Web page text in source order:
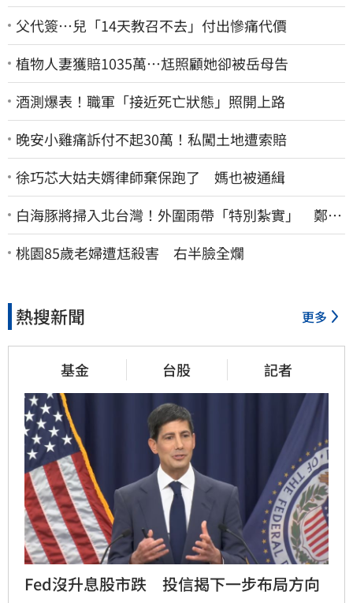
父代簽…兒「14天教召不去」付出慘痛代價
植物人妻獲賠1035萬…尪照顧她卻被岳母告
酒測爆表！職軍「接近死亡狀態」照開上路
晚安小雞痛訴付不起30萬！私闖土地遭索賠
徐巧芯大姑夫婿律師棄保跑了 媽也被通緝
白海豚將掃入北台灣！外圍雨帶「特別紮實」 鄭明
典警告別出門
桃園85歲老婦遭尪殺害 右半臉全爛
熱搜新聞 更多
基金 台股 記者
Fed沒升息股市跌　投信揭下一步布局方向